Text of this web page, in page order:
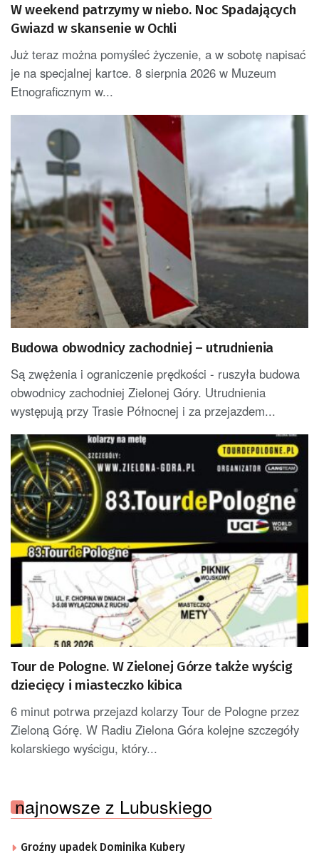
W weekend patrzymy w niebo. Noc Spadających
Gwiazd w skansenie w Ochli
Już teraz można pomyśleć życzenie, a w sobotę napisać
je na specjalnej kartce. 8 sierpnia 2026 w Muzeum
Etnograficznym w...
Budowa obwodnicy zachodniej – utrudnienia
Są zwężenia i ograniczenie prędkości - ruszyła budowa
obwodnicy zachodniej Zielonej Góry. Utrudnienia
występują przy Trasie Północnej i za przejazdem...
Tour de Pologne. W Zielonej Górze także wyścig
dziecięcy i miasteczko kibica
6 minut potrwa przejazd kolarzy Tour de Pologne przez
Zieloną Górę. W Radiu Zielona Góra kolejne szczegóły
kolarskiego wyścigu, który...
najnowsze z Lubuskiego
Groźny upadek Dominika Kubery